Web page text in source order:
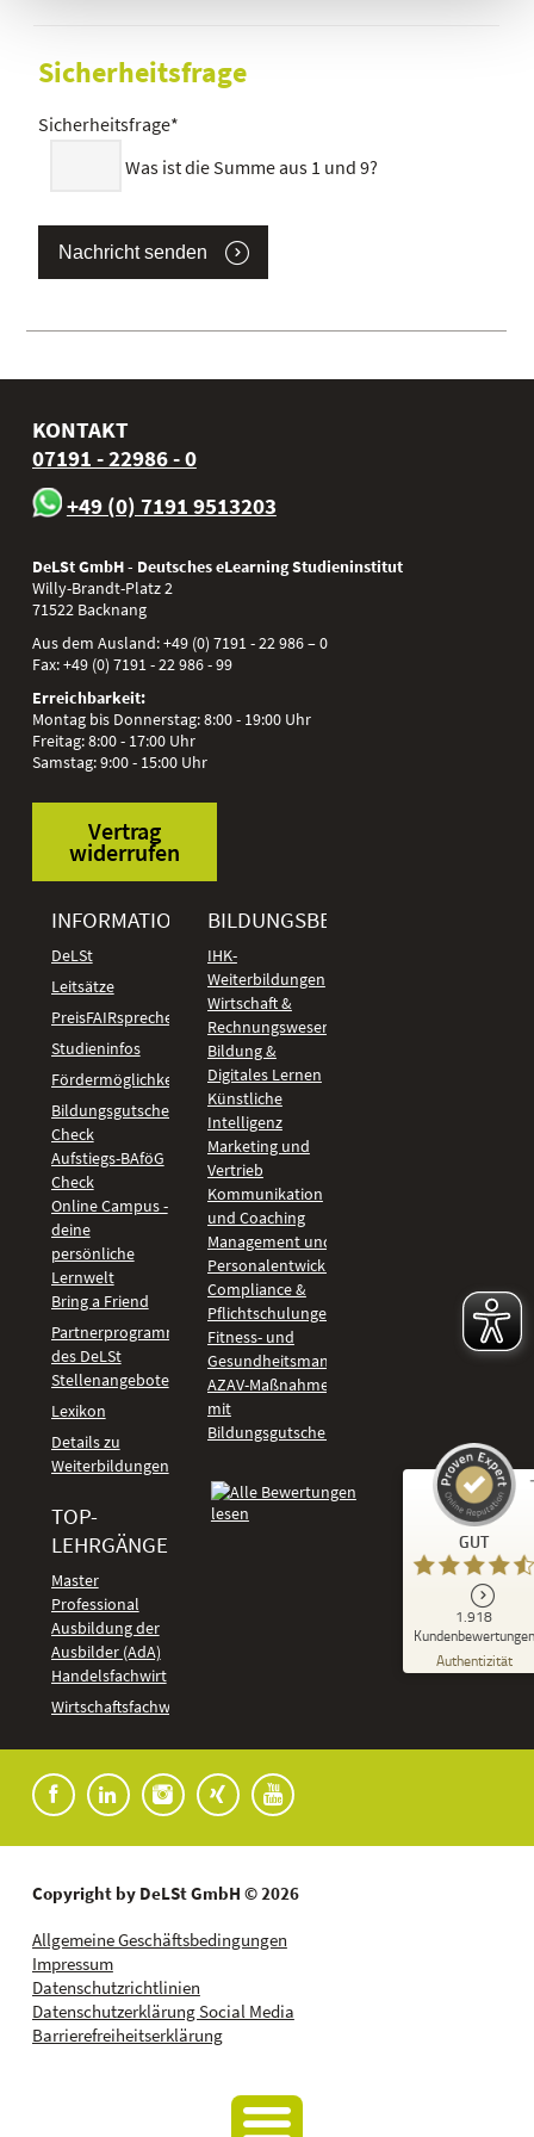
Sicherheitsfrage
Sicherheitsfrage*
Was ist die Summe aus 1 und 9?
Nachricht senden
KONTAKT
07191 - 22986 - 0
+49 (0) 7191 9513203
DeLSt GmbH - Deutsches eLearning Studieninstitut
Willy-Brandt-Platz 2
71522 Backnang
Aus dem Ausland:+49 (0) 7191 - 22 986 – 0
Fax:+49 (0) 7191 - 22 986 - 99
Erreichbarkeit:
Montag bis Donnerstag: 8:00 - 19:00 Uhr
Freitag: 8:00 - 17:00 Uhr
Samstag: 9:00 - 15:00 Uhr
Vertrag
widerrufen
INFORMATIONEN
DeLSt
Leitsätze
PreisFAIRsprechen
Studieninfos
Fördermöglichkeiten
Bildungsgutschein
Check
Aufstiegs-BAföG
Check
Online Campus -
deine
persönliche
Lernwelt
Bring a Friend
Partnerprogramm
des DeLSt
Stellenangebote
Lexikon
Details zu
Weiterbildungen
TOP-
LEHRGÄNGE
Master
Professional
Ausbildung der
Ausbilder (AdA)
Handelsfachwirt
Wirtschaftsfachwirt
BILDUNGSBEREICHE
IHK-
Weiterbildungen
Wirtschaft &
Rechnungswesen
Bildung &
Digitales Lernen
Künstliche
Intelligenz
Marketing und
Vertrieb
Kommunikation
und Coaching
Management und
Personalentwicklung
Compliance &
Pflichtschulungen
Fitness- und
Gesundheitsmanagement
AZAV-Maßnahmen
mit
Bildungsgutschein
GUT
1.918
Kundenbewertungen
Authentizität
Kundenbewertungen und Erfahrungen zu
DeLSt - Deutsches eLearning Studieninstitut
92
%
Empfehlungen auf
ProvenExpert.com
anderen Quellen
Copyright by DeLSt GmbH © 2026
Allgemeine Geschäftsbedingungen
Impressum
Datenschutzrichtlinien
Datenschutzerklärung Social Media
Barrierefreiheitserklärung